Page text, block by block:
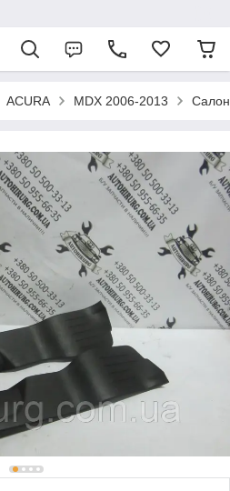
ACURA MDX 2006-2013